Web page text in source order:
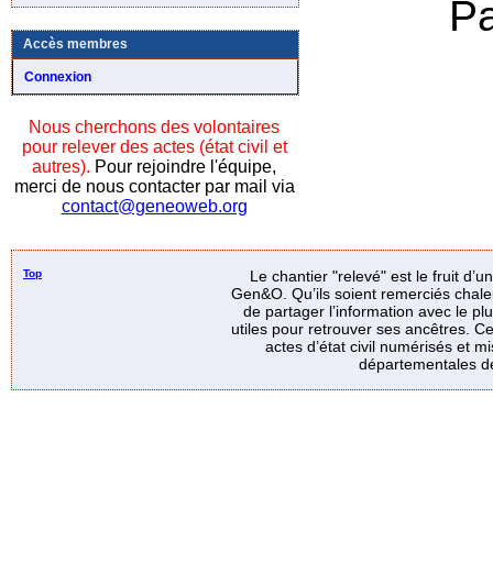
Accès membres
Connexion
Nous cherchons des volontaires
pour relever des actes (état civil et
autres). Pour rejoindre l'équipe,
merci de nous contacter par mail via
contact@geneoweb.org
Top
Le chantier "relevé" est le fruit
Gen&O. Qu’ils soient remerciés
de partager l’information avec le
utiles pour retrouver ses ancêtres.
actes d’état civil numérisés et
départementales